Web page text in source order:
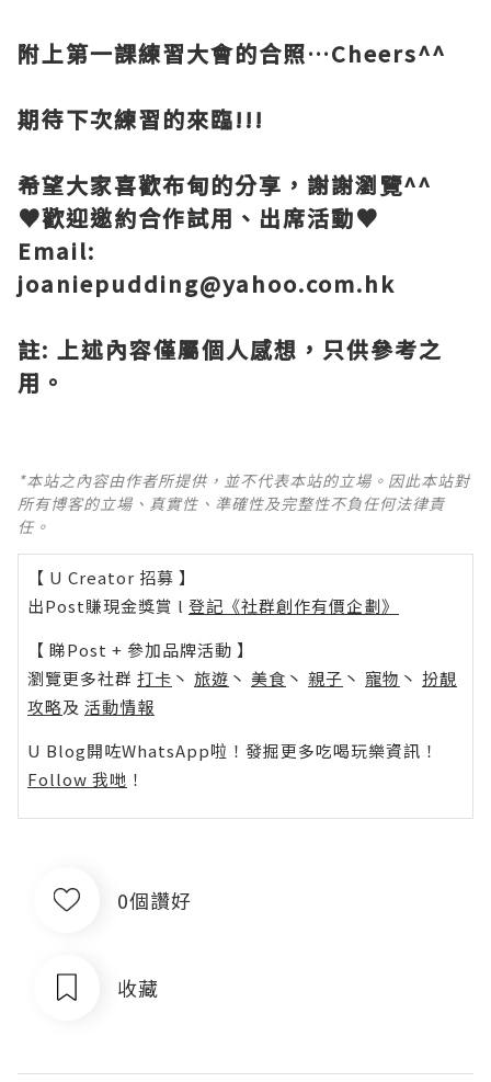
附上第一課練習大會的合照…Cheers^^
期待下次練習的來臨!!!
希望大家喜歡布甸的分享，謝謝瀏覽^^
♥歡迎邀約合作試用、出席活動♥
Email:
joaniepudding@yahoo.com.hk
註: 上述內容僅屬個人感想，只供參考之
用。
*本站之內容由作者所提供，並不代表本站的立場。因此本站對
所有博客的立場、真實性、準確性及完整性不負任何法律責
任。
【 U Creator 招募 】
出Post賺現金獎賞 l 登記《社群創作有價企劃》
【 睇Post + 參加品牌活動 】
瀏覽更多社群 打卡 丶 旅遊 丶 美食 丶 親子 丶 寵物 丶 扮靚
攻略及 活動情報
U Blog開咗WhatsApp啦！發掘更多吃喝玩樂資訊！
Follow 我哋 ！
0個讚好
收藏